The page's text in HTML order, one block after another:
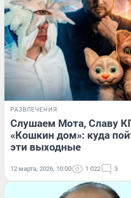
РАЗВЛЕЧЕНИЯ
Слушаем Мота, Славу
«Кошкин дом»: куда
эти выходные
12 марта, 2026, 10:00 1 022 3